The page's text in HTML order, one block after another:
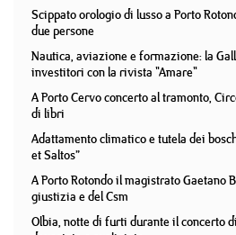
Scippato orologio di lusso a Porto
due persone
Nautica, aviazione e formazione: la
investitori con la rivista "Amare"
A Porto Cervo concerto al tramonto,
di libri
Adattamento climatico e tutela dei
et Saltos”
A Porto Rotondo il magistrato Gaetano
giustizia e del Csm
Olbia, notte di furti durante il concerto